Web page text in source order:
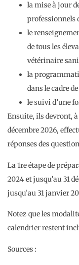
la mise à jour
professionnels
le
de tous les
vétérinaire
la
dans le cadre
le suivi d’une
Ensuite, ils devront, à
décembre 2026,
réponses des
La 1re étape de
2024 et jusqu’au 31
jusqu’au 31 janvier
Notez que les
calendrier restent
Sources :